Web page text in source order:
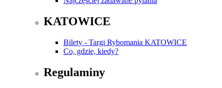
KATOWICE
Bilety - Targi Rybomania KATOWICE
Co, gdzie, kiedy?
Regulaminy